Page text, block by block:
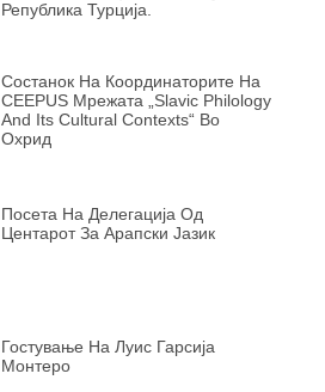
Република Турција.
Состанок На Координаторите На
CEEPUS Мрежата „Slavic Philology
And Its Cultural Contexts“ Во
Охрид
Посета На Делегација Од
Центарот За Арапски Јазик
Гостување На Луис Гарсија
Монтеро